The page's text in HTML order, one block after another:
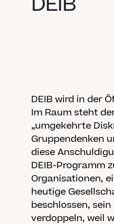
DEIB wird in der
Im Raum steht
„umgekehrte
Gruppendenken
diese
DEIB-Programm
Organisationen,
heutige
beschlossen,
verdoppeln, weil